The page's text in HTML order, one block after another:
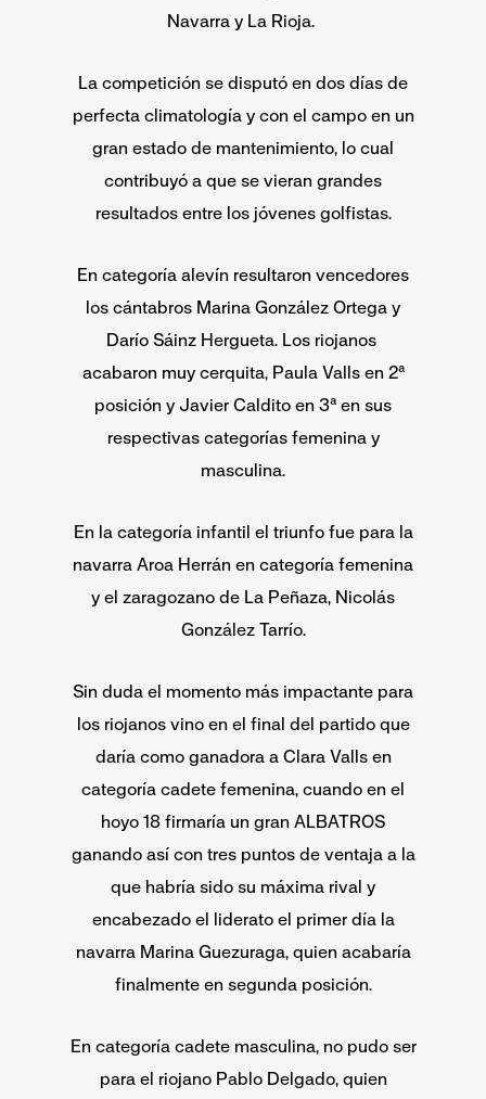
Navarra y La Rioja.
La competición se disputó en dos días de
perfecta climatología y con el campo en un
gran estado de mantenimiento, lo cual
contribuyó a que se vieran grandes
resultados entre los jóvenes golfistas.
En categoría alevín resultaron vencedores
los cántabros Marina González Ortega y
Darío Sáinz Hergueta. Los riojanos
acabaron muy cerquita, Paula Valls en 2ª
posición y Javier Caldito en 3ª en sus
respectivas categorías femenina y
masculina.
En la categoría infantil el triunfo fue para la
navarra Aroa Herrán en categoría femenina
y el zaragozano de La Peñaza, Nicolás
González Tarrío.
Sin duda el momento más impactante para
los riojanos vino en el final del partido que
daría como ganadora a Clara Valls en
categoría cadete femenina, cuando en el
hoyo 18 firmaría un gran ALBATROS
ganando así con tres puntos de ventaja a la
que habría sido su máxima rival y
encabezado el liderato el primer día la
navarra Marina Guezuraga, quien acabaría
finalmente en segunda posición.
En categoría cadete masculina, no pudo ser
para el riojano Pablo Delgado, quien